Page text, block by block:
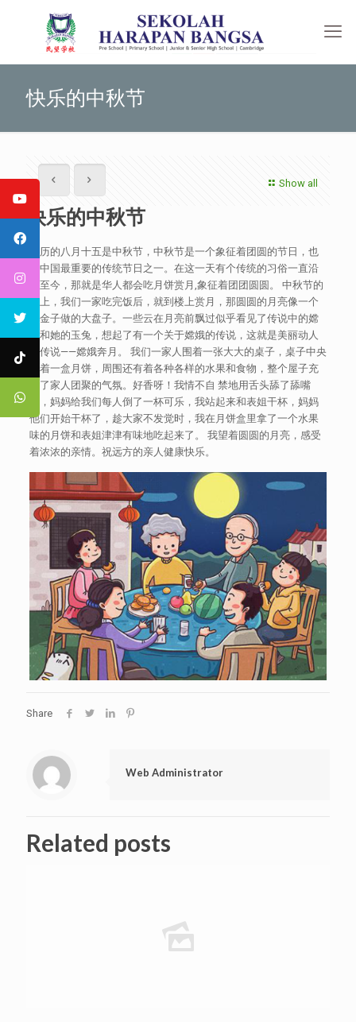
快乐的中秋节
Show all
快乐的中秋节
农历的八月十五是中秋节，中秋节是一个象征着团圆的节日，也
是中国最重要的传统节日之一。在这一天有个传统的习俗一直沿
袭至今，那就是华人都会吃月饼赏月,象征着团团圆圆。 中秋节的
晚上，我们一家吃完饭后，就到楼上赏月，那圆圆的月亮像一个
用金子做的大盘子。一些云在月亮前飘过似乎看见了传说中的嫦
娥和她的玉兔，想起了有一个关于嫦娥的传说，这就是美丽动人
的传说——嫦娥奔月。 我们一家人围着一张大大的桌子，桌子中央
放着一盒月饼，周围还有着各种各样的水果和食物，整个屋子充
满了家人团聚的气氛。好香呀！我情不自 禁地用舌头舔了舔嘴
巴，妈妈给我们每人倒了一杯可乐，我站起来和表姐干杯，妈妈
他们开始干杯了，趁大家不发觉时，我在月饼盒里拿了一个水果
味的月饼和表姐津津有味地吃起来了。 我望着圆圆的月亮，感受
着浓浓的亲情。祝远方的亲人健康快乐。
Share
Web Administrator
Related posts